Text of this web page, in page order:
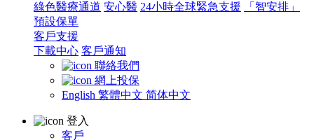
綠色醫療通道 安心醫 24小時全球緊急支援
「智安排」
預設保單
客戶支援
下載中心 客戶通知
聯絡我們
網上投保
English 繁體中文 简体中文
登入
客戶